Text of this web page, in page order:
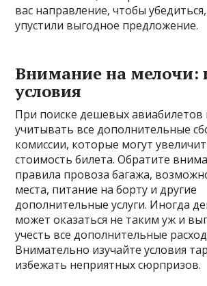
вас направление, чтобы
упустили выгодное предложение.
Внимание на мелочи:
условия
При поиске дешевых авиабилетов
учитывать все дополнительные
комиссии, которые могут
стоимость билета. Обратите
правила провоза багажа,
места, питание на борту и другие
дополнительные услуги. Иногда
может оказаться не таким уж и
учесть все дополнительные
Внимательно изучайте условия
избежать неприятных сюрпризов.